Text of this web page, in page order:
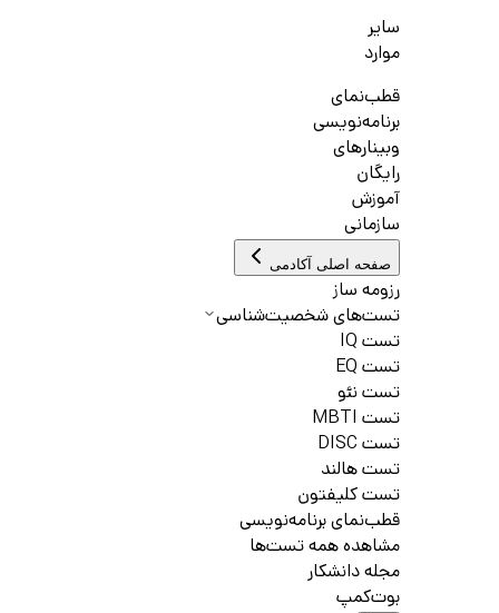
سایر
موارد
قطب‌نمای
برنامه‌نویسی
وبینارهای
رایگان
آموزش
سازمانی
صفحه اصلی آکادمی
رزومه ساز
تست‌های شخصیت‌شناسی
تست IQ
تست EQ
تست نئو
تست MBTI
تست DISC
تست هالند
تست کلیفتون
قطب‌نمای برنامه‌نویسی
مشاهده همه تست‌ها
مجله دانشکار
بوت‌کمپ